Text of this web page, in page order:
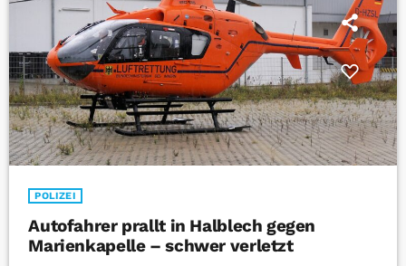
POLIZEI
Autofahrer prallt in Halblech gegen
Marienkapelle – schwer verletzt